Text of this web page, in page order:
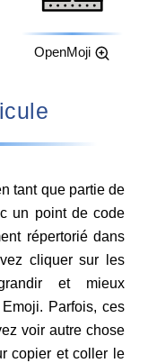
OpenMoji
tant que partie de
un point de code
répertorié dans
cliquer sur les
et mieux
Parfois, ces
voir autre chose
copier et coller le